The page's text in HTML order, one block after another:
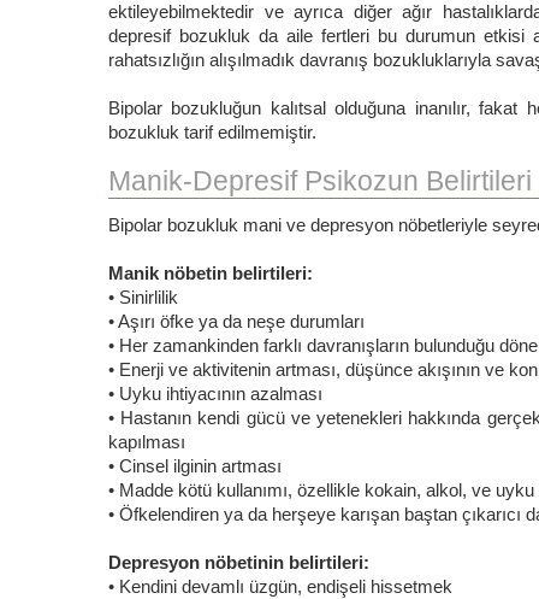
ektileyebilmektedir ve ayrıca diğer ağır
depresif bozukluk da aile fertleri bu durumun etkisi
rahatsızlığın alışılmadık davranış bozukluklarıyla
Bipolar bozukluğun kalıtsal olduğuna inanılır, fakat
bozukluk tarif edilmemiştir.
Manik-Depresif Psikozun Belirtileri
Bipolar bozukluk mani ve depresyon nöbetleriyle
Manik nöbetin belirtileri:
• Sinirlilik
• Aşırı öfke ya da neşe durumları
• Her zamankinden farklı davranışların bulunduğu
• Enerji ve aktivitenin artması, düşünce akışının ve
• Uyku ihtiyacının azalması
• Hastanın kendi gücü ve yetenekleri hakkında
kapılması
• Cinsel ilginin artması
• Madde kötü kullanımı, özellikle kokain, alkol, ve uyku
• Öfkelendiren ya da herşeye karışan baştan çıkarıcı
Depresyon nöbetinin belirtileri:
• Kendini devamlı üzgün, endişeli hissetmek